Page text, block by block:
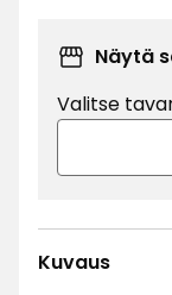
Näytä
Valitse
Kuvaus